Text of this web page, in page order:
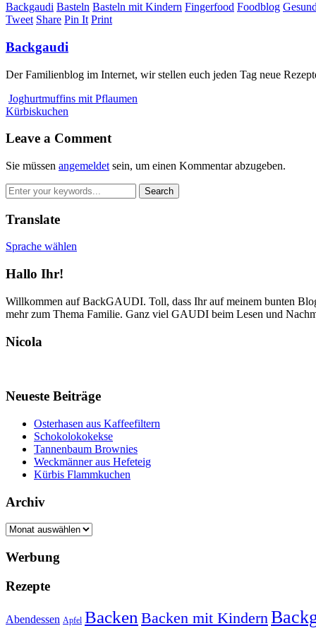
Backgaudi Basteln Basteln mit Kindern Fingerfood Foodblog
Tweet Share Pin It Print
Backgaudi
Der Familienblog im Internet, wir stellen euch jeden Tag neue
Joghurtmuffins mit Pflaumen
Kürbiskuchen
Leave a Comment
Sie müssen angemeldet sein, um einen Kommentar abzugeben.
Translate
Sprache wählen
Hallo Ihr!
Willkommen auf BackGAUDI. Toll, dass Ihr auf meinem bunten
mehr zum Thema Familie. Ganz viel GAUDI beim Lesen und
Nicola
Neueste Beiträge
Osterhasen aus Kaffeefiltern
Schokolokokekse
Tannenbaum Brownies
Weckmänner aus Hefeteig
Kürbis Flammkuchen
Archiv
Archiv
Werbung
Rezepte
Abendessen Apfel Backen Backen mit Kindern